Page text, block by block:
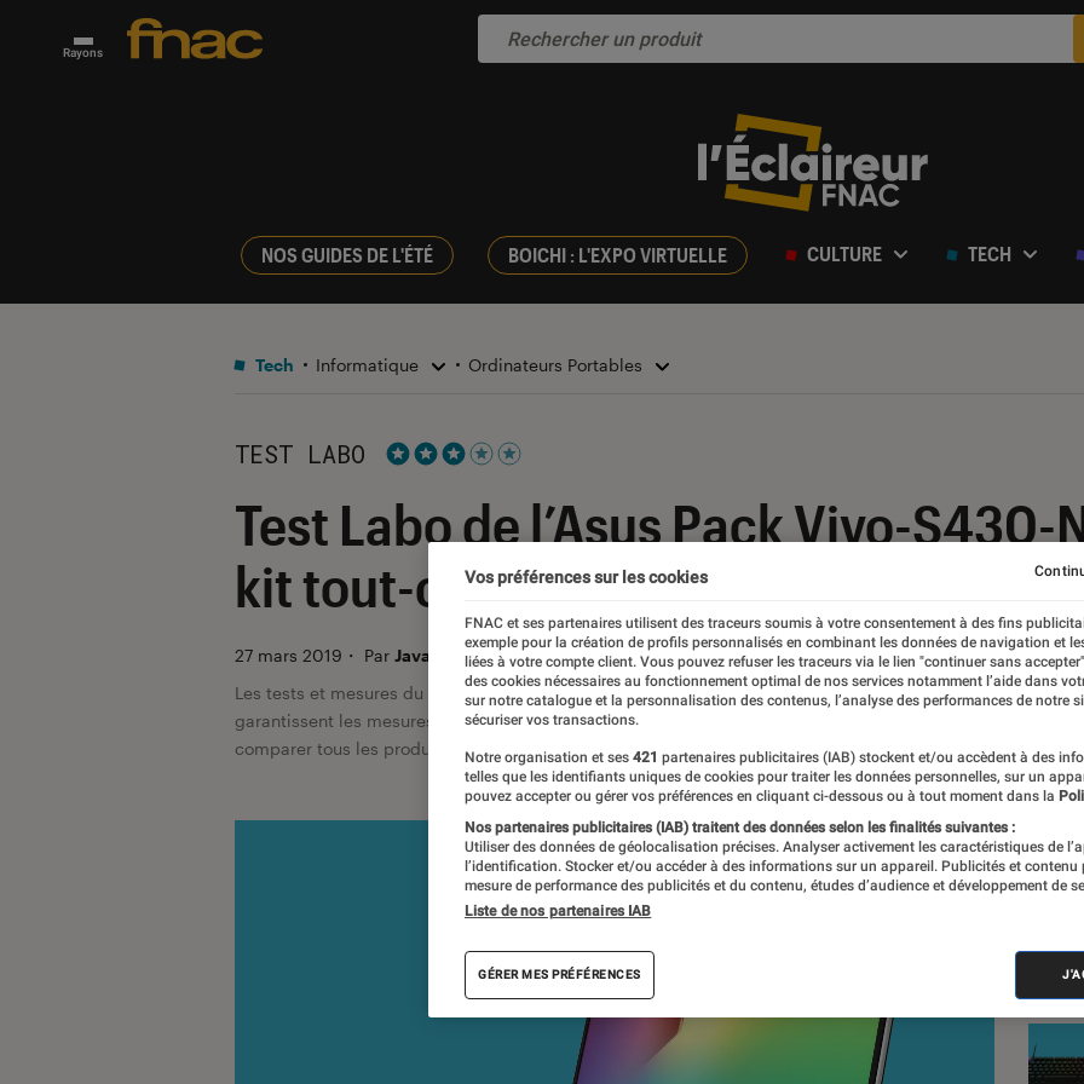
Rayons
NOS GUIDES DE L'ÉTÉ BOICHI : L'EXPO VIRTUELLE CULTURE TECH
Tech Informatique Ordinateurs Portables
TEST LABO
Test Labo de l’Asus Pack Vivo-S430-
kit tout-compris du globe-trotter
27 mars 2019 ・ Par Javare Traoré, La rédaction
Les tests et mesures du Labo Fnac sont réalisés en toute indépendance du commerce ou des fabricants
garantissent les mesures grâce à leur expertise, et aux équipements de mesures les plus précis. Pour en
comparer tous les produits, visitez notre
comparateur
VOIR
Vos préférences sur les cookies
FNAC et ses partenaires utilisent des traceurs soumis à votre consentement à des fins
exemple pour la création de profils personnalisés en combinant les données de navigation et
liées à votre compte client. Vous pouvez refuser les traceurs via le lien "continuer sans
des cookies nécessaires au fonctionnement optimal de nos services notamment l’aide dans
sur notre catalogue et la personnalisation des contenus, l’analyse des performances de notre
sécuriser vos transactions.
Notre organisation et ses 421 partenaires publicitaires (IAB) stockent et/ou accèdent à des
telles que les identifiants uniques de cookies pour traiter les données personnelles, sur un
pouvez accepter ou gérer vos préférences en cliquant ci-dessous ou à tout moment dans la
Nos partenaires publicitaires (IAB) traitent des données selon les finalités suivantes :
Utiliser des données de géolocalisation précises. Analyser activement les caractéristiques de
l’identification. Stocker et/ou accéder à des informations sur un appareil. Publicités et contenu
mesure de performance des publicités et du contenu, études d’audience et développement de
Liste de nos partenaires IAB
GÉRER MES PRÉFÉRENCES